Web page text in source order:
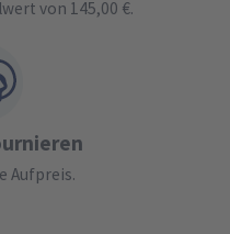
von 145,00 €.
Aufpreis.